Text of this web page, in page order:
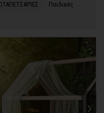
Παιδικές